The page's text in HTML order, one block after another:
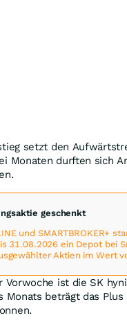
setzt den
Monaten durften sich
geschenkt
und SMARTBROKER+
31.08.2026 ein Depot bei
Aktien im Wert
Vorwoche ist die SK
Monats beträgt das Plus